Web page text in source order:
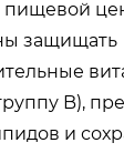
пищевой
защищать
B),
и